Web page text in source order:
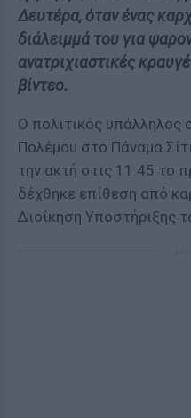
Δευτέρα, όταν ένας
διάλειμμά του για
ανατριχιαστικές
βίντεο.
Ο πολιτικός υπάλληλος
Πολέμου στο Πάναμα
την ακτή στις 11:45 το
δέχθηκε επίθεση από
Διοίκηση Υποστήριξης